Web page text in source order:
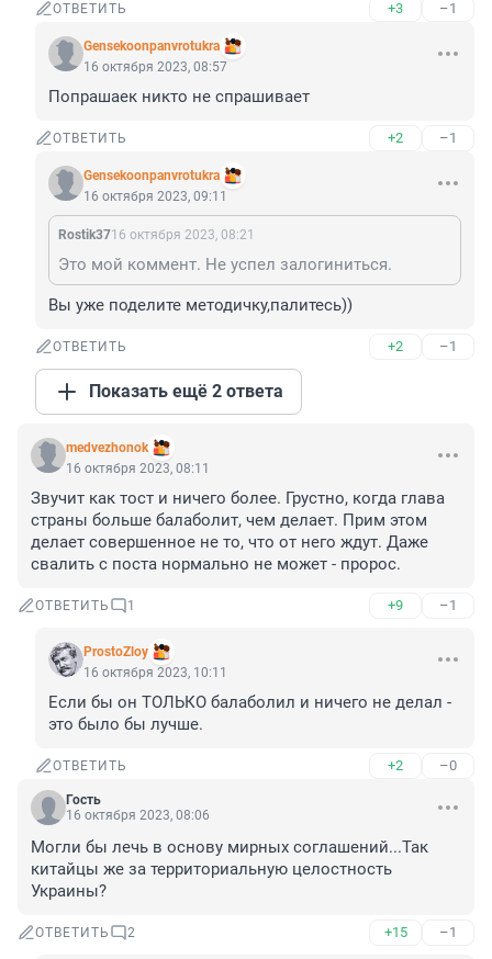
ОТВЕТИТЬ +3 –1
Gensekoonpanvrotukra
16 октября 2023, 08:57
Попрашаек никто не спрашивает
ОТВЕТИТЬ +2 –1
Gensekoonpanvrotukra
16 октября 2023, 09:11
Rostik3716 октября 2023, 08:21
Это мой коммент. Не успел залогиниться.
Вы уже поделите методичку,палитесь))
ОТВЕТИТЬ +2 –1
Показать ещё 2 ответа
medvezhonok
16 октября 2023, 08:11
Звучит как тост и ничего более. Грустно, когда глава
страны больше балаболит, чем делает. Прим этом
делает совершенное не то, что от него ждут. Даже
свалить с поста нормально не может - пророс.
ОТВЕТИТЬ 1 +9 –1
ProstoZloy
16 октября 2023, 10:11
Если бы он ТОЛЬКО балаболил и ничего не делал -
это было бы лучше.
ОТВЕТИТЬ +2 –0
Гость
16 октября 2023, 08:06
Могли бы лечь в основу мирных соглашений...Так
китайцы же за территориальную целостность
Украины?
ОТВЕТИТЬ 2 +15 –1